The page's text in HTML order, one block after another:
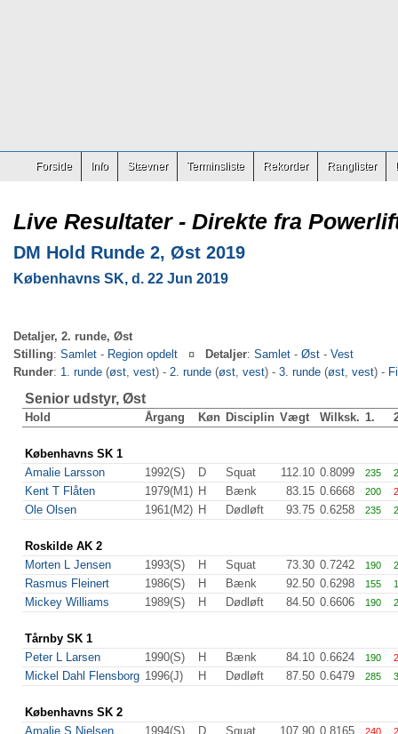
Forside Info Stævner Terminsliste Rekorder Ranglister
Live Resultater - Direkte fra
DM Hold Runde 2, Øst 2019
Københavns SK, d. 22 Jun 2019
Detaljer, 2. runde, Øst
Stilling: Samlet - Region opdelt ¤ Detaljer: Samlet - Øst - Vest
Runder: 1. runde (øst, vest) - 2. runde (øst, vest) - 3. runde (øst, vest) -
Senior udstyr, Øst
Hold Årgang Køn Disciplin Vægt Wilksk. 1.
Københavns SK 1
Amalie Larsson
1992(S) D Squat 112.10 0.8099 235
Kent T Flåten 1979(M1) H Bænk 83.15 0.6668 200
Ole Olsen 1961(M2) H Dødløft 93.75 0.6258 235
Roskilde AK 2
Morten L Jensen
1993(S) H Squat 73.30 0.7242 190
Rasmus Fleinert 1986(S) H Bænk 92.50 0.6298 155
Mickey Williams 1989(S) H Dødløft 84.50 0.6606 190
Tårnby SK 1
Peter L Larsen
1990(S) H Bænk 84.10 0.6624 190
Mickel Dahl Flensborg 1996(J) H Dødløft 87.50 0.6479 285
Københavns SK 2
Amalie S Nielsen
1994(S) D Squat 107.90 0.8165 240